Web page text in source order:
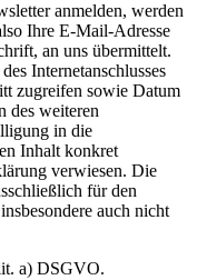
anmelden, werden
Ihre E-Mail-Adresse
an uns übermittelt.
Internetanschlusses
zugreifen sowie Datum
des weiteren
in die
Inhalt konkret
verwiesen. Die
für den
auch nicht
a) DSGVO.